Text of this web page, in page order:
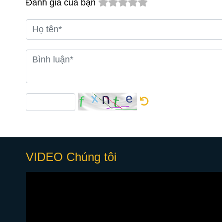
Đánh giá của bạn
VIDEO Chúng tôi